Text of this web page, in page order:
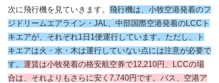
次に飛行機を見ていきます。 飛行機は、小牧空港発着のフ
ジドリームエアライン・JAL、中部国際空港発着のLCCト
キエアが、それぞれ1日1便運行しています。 ただし、ト
キエアは火・水・木は運行していない点には注意が必要で
す。 運賃は小牧発着の格安航空券で12,210円、LCCの場
合は、それよりもさらに安く7,740円です。バス、空港ア